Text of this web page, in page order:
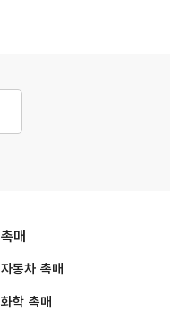
촉매
자동차 촉매
화학 촉매